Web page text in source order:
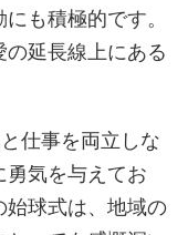
も積極的です。
延長線上にある
仕事を両立しな
勇気を与えてお
始球式は、地域の